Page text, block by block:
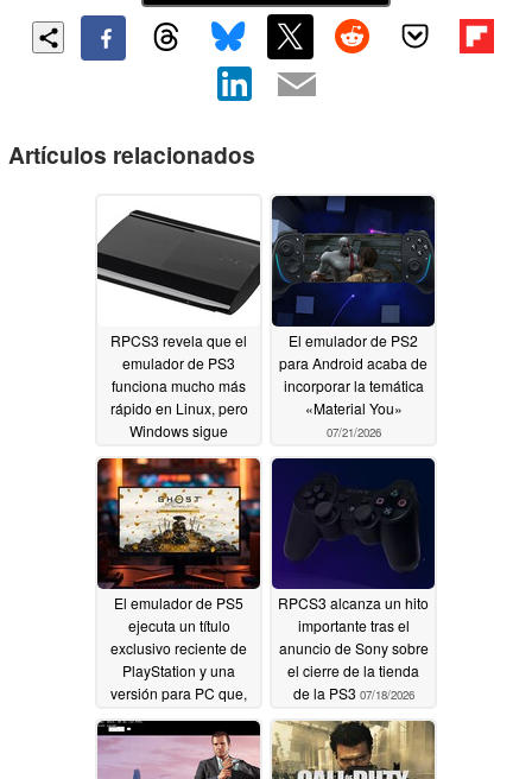
Artículos relacionados
RPCS3 revela que el
emulador de PS3
funciona mucho más
rápido en Linux, pero
Windows sigue
dominando en cuanto
al número total de
usuarios08/05/2026
El emulador de PS2
para Android acaba de
incorporar la temática
«Material You»
07/21/2026
El emulador de PS5
ejecuta un título
exclusivo reciente de
PlayStation y una
versión para PC que,
según los rumores,
habría sido cancelada
07/20/2026
RPCS3 alcanza un hito
importante tras el
anuncio de Sony sobre
el cierre de la tienda
de la PS3 07/18/2026